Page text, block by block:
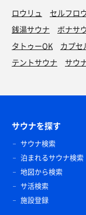
ロウリュ セルフロ
銭湯サウナ
ボナサ
タトゥーOK
カプセ
テントサウナ
サウ
サウナを探す
サウナ検索
泊まれるサウナ検索
地図から検索
サ活検索
施設登録